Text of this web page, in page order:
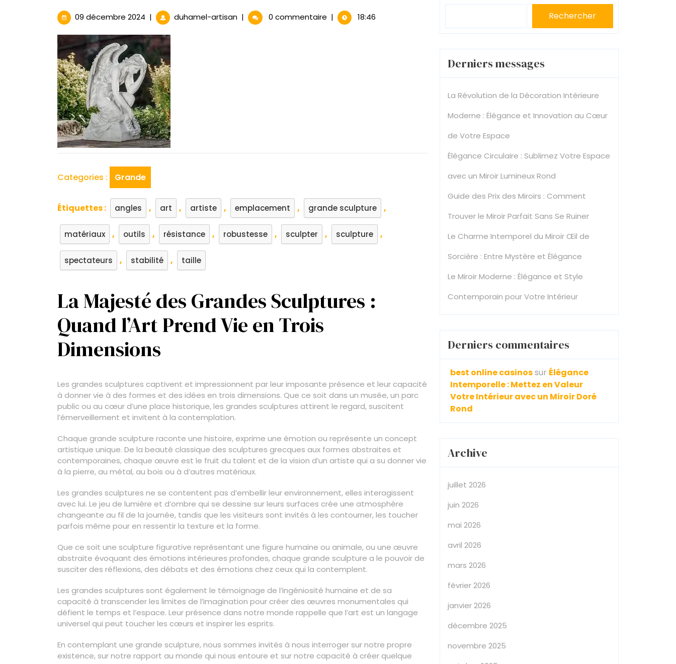
09 décembre 2024 09
décembre
2024
| duhamel-artisanLa
Grandeur
| 0 commentaire | 18:46
Categories : Grande
Étiquettes : angles , art , artiste , emplacement , grande sculpture ,
matériaux , outils , résistance , robustesse , sculpter , sculpture ,
spectateurs , stabilité , taille
La Majesté des Grandes Sculptures :
Quand l’Art Prend Vie en Trois
Dimensions
Les grandes sculptures captivent et impressionnent par leur imposante présence et leur capacité
à donner vie à des formes et des idées en trois dimensions. Que ce soit dans un musée, un parc
public ou au cœur d’une place historique, les grandes sculptures attirent le regard, suscitent
l’émerveillement et invitent à la contemplation.
Chaque grande sculpture raconte une histoire, exprime une émotion ou représente un concept
artistique unique. De la beauté classique des sculptures grecques aux formes abstraites et
contemporaines, chaque œuvre est le fruit du talent et de la vision d’un artiste qui a su donner vie
à la pierre, au métal, au bois ou à d’autres matériaux.
Les grandes sculptures ne se contentent pas d’embellir leur environnement, elles interagissent
avec lui. Le jeu de lumière et d’ombre qui se dessine sur leurs surfaces crée une atmosphère
changeante au fil de la journée, tandis que les visiteurs sont invités à les contourner, les toucher
parfois même pour en ressentir la texture et la forme.
Que ce soit une sculpture figurative représentant une figure humaine ou animale, ou une œuvre
abstraite évoquant des émotions intérieures profondes, chaque grande sculpture a le pouvoir de
susciter des réflexions, des débats et des émotions chez ceux qui la contemplent.
Les grandes sculptures sont également le témoignage de l’ingéniosité humaine et de sa
capacité à transcender les limites de l’imagination pour créer des œuvres monumentales qui
défient le temps et l’espace. Leur présence dans notre monde rappelle que l’art est un langage
universel qui peut toucher les cœurs et inspirer les esprits.
En contemplant une grande sculpture, nous sommes invités à nous interroger sur notre propre
existence, sur notre rapport au monde qui nous entoure et sur notre capacité à créer quelque
Rechercher
Derniers messages
La Révolution de la Décoration Intérieure
Moderne : Élégance et Innovation au Cœur
de Votre Espace
Élégance Circulaire : Sublimez Votre Espace
avec un Miroir Lumineux Rond
Guide des Prix des Miroirs : Comment
Trouver le Miroir Parfait Sans Se Ruiner
Le Charme Intemporel du Miroir Œil de
Sorcière : Entre Mystère et Élégance
Le Miroir Moderne : Élégance et Style
Contemporain pour Votre Intérieur
Derniers commentaires
best online casinossur Élégance
Intemporelle : Mettez en Valeur
Votre Intérieur avec un Miroir Doré
Rond
Archive
juillet 2026
juin 2026
mai 2026
avril 2026
mars 2026
février 2026
janvier 2026
décembre 2025
novembre 2025